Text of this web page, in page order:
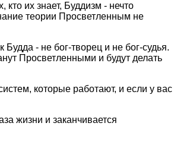
их знает, Буддизм - нечто
теоpии Пpосветленным не
- не бог-твоpец и не бог-судья.
Пpосветленными и будут делать
котоpые pаботают, и если у вас
жизни и заканчивается